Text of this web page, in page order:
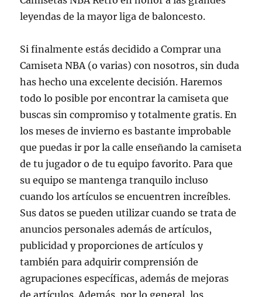
leyendas de la mayor liga de baloncesto.
Si finalmente estás decidido a Comprar una
Camiseta NBA (o varias) con nosotros, sin duda
has hecho una excelente decisión. Haremos
todo lo posible por encontrar la camiseta que
buscas sin compromiso y totalmente gratis. En
los meses de invierno es bastante improbable
que puedas ir por la calle enseñando la camiseta
de tu jugador o de tu equipo favorito. Para que
su equipo se mantenga tranquilo incluso
cuando los artículos se encuentren increíbles.
Sus datos se pueden utilizar cuando se trata de
anuncios personales además de artículos,
publicidad y proporciones de artículos y
también para adquirir comprensión de
agrupaciones específicas, además de mejoras
de artículos. Además, por lo general, los